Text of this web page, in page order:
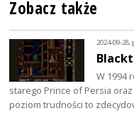
Zobacz także
2024-09-28,
W 1994
starego Prince of Persia
poziom trudności to